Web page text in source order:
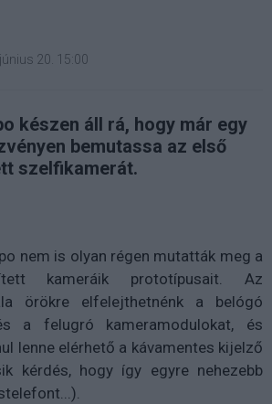
20. 15:00
készen áll rá, hogy már egy
bemutassa az első
szelfikamerát.
nem is olyan régen mutatták meg a
kameráik prototípusait. Az
örökre elfelejthetnénk a belógó
a felugró kameramodulokat, és
lenne elérhető a kávamentes kijelző
kérdés, hogy így egyre nehezebb